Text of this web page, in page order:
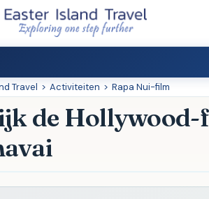
Travel > Activiteiten > Rapa Nui-film
de Hollywood-